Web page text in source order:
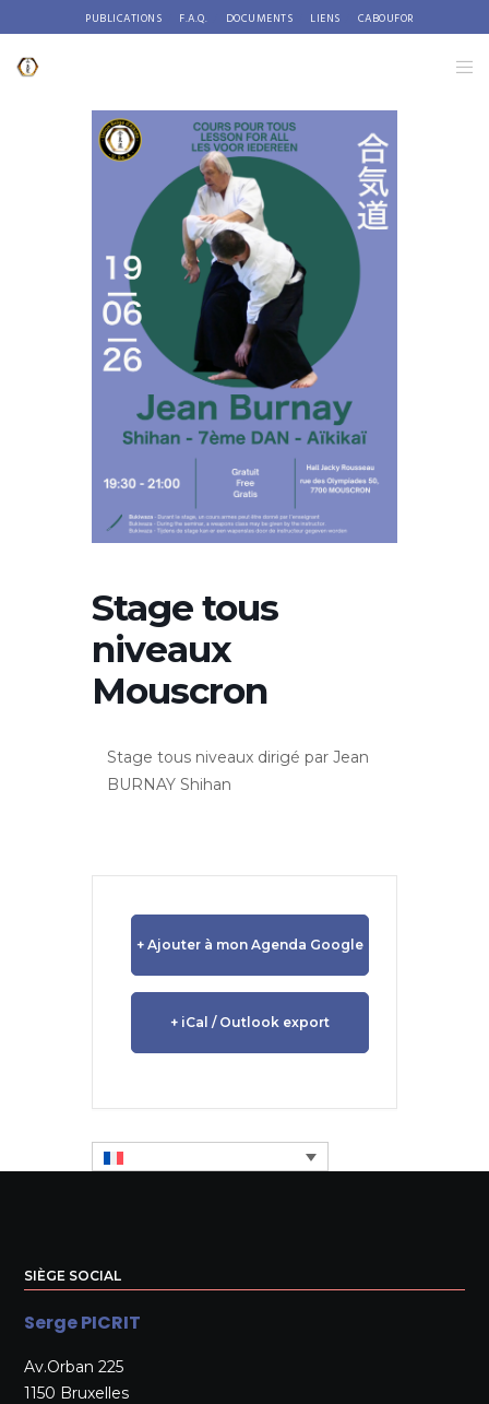
PUBLICATIONS F.A.Q. DOCUMENTS LIENS CABOUFOR
Stage tous
niveaux
Mouscron
Stage tous niveaux dirigé par Jean
BURNAY Shihan
+ Ajouter à mon Agenda Google
+ iCal / Outlook export
SIÈGE SOCIAL
Serge PICRIT
Av.Orban 225
1150 Bruxelles